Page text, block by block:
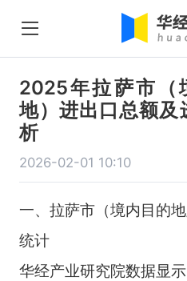
2025年拉萨市（
地）进出口总额及
析
2026-02-01 10:10
一、拉萨市（境内目的
统计
华经产业研究院数据显